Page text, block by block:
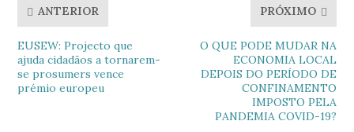
ANTERIOR
EUSEW: Projecto que
ajuda cidadãos a tornarem-
se prosumers vence
prémio europeu
PRÓXIMO
O QUE PODE MUDAR NA
ECONOMIA LOCAL
DEPOIS DO PERÍODO DE
CONFINAMENTO
IMPOSTO PELA
PANDEMIA COVID-19?